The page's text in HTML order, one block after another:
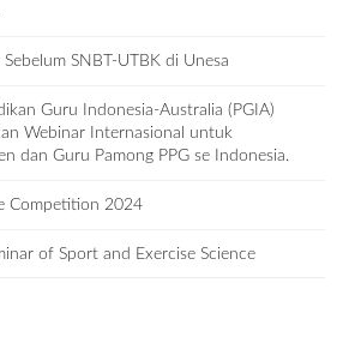
Sebelum SNBT-UTBK di Unesa
Guru Indonesia-Australia (PGIA)
Webinar Internasional untuk
dan Guru Pamong PPG se Indonesia.
Competition 2024
of Sport and Exercise Science